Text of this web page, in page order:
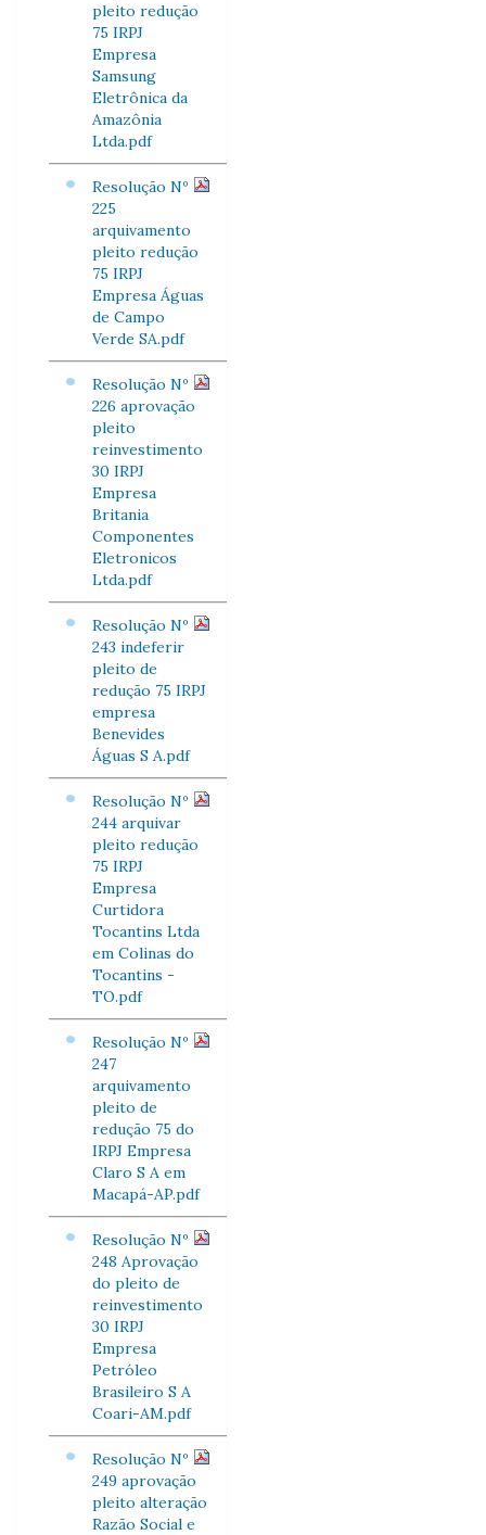
pleito redução
75 IRPJ
Empresa
Samsung
Eletrônica da
Amazônia
Ltda.pdf
Resolução Nº
225
arquivamento
pleito redução
75 IRPJ
Empresa Águas
de Campo
Verde SA.pdf
Resolução Nº
226 aprovação
pleito
reinvestimento
30 IRPJ
Empresa
Britania
Componentes
Eletronicos
Ltda.pdf
Resolução Nº
243 indeferir
pleito de
redução 75 IRPJ
empresa
Benevides
Águas S A.pdf
Resolução Nº
244 arquivar
pleito redução
75 IRPJ
Empresa
Curtidora
Tocantins Ltda
em Colinas do
Tocantins -
TO.pdf
Resolução Nº
247
arquivamento
pleito de
redução 75 do
IRPJ Empresa
Claro S A em
Macapá-AP.pdf
Resolução Nº
248 Aprovação
do pleito de
reinvestimento
30 IRPJ
Empresa
Petróleo
Brasileiro S A
Coari-AM.pdf
Resolução Nº
249 aprovação
pleito alteração
Razão Social e